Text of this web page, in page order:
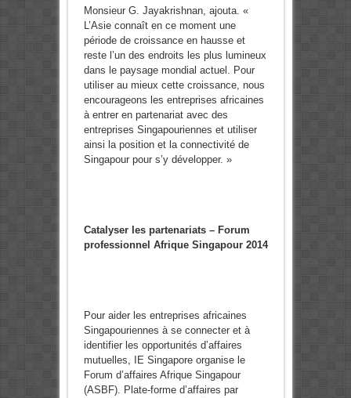
Monsieur G. Jayakrishnan, ajouta. «
L’Asie connaît en ce moment une
période de croissance en hausse et
reste l’un des endroits les plus lumineux
dans le paysage mondial actuel. Pour
utiliser au mieux cette croissance, nous
encourageons les entreprises africaines
à entrer en partenariat avec des
entreprises Singapouriennes et utiliser
ainsi la position et la connectivité de
Singapour pour s’y développer. »
Catalyser les partenariats – Forum
professionnel Afrique Singapour 2014
Pour aider les entreprises africaines
Singapouriennes à se connecter et à
identifier les opportunités d’affaires
mutuelles, IE Singapore organise le
Forum d’affaires Afrique Singapour
(ASBF). Plate-forme d’affaires par